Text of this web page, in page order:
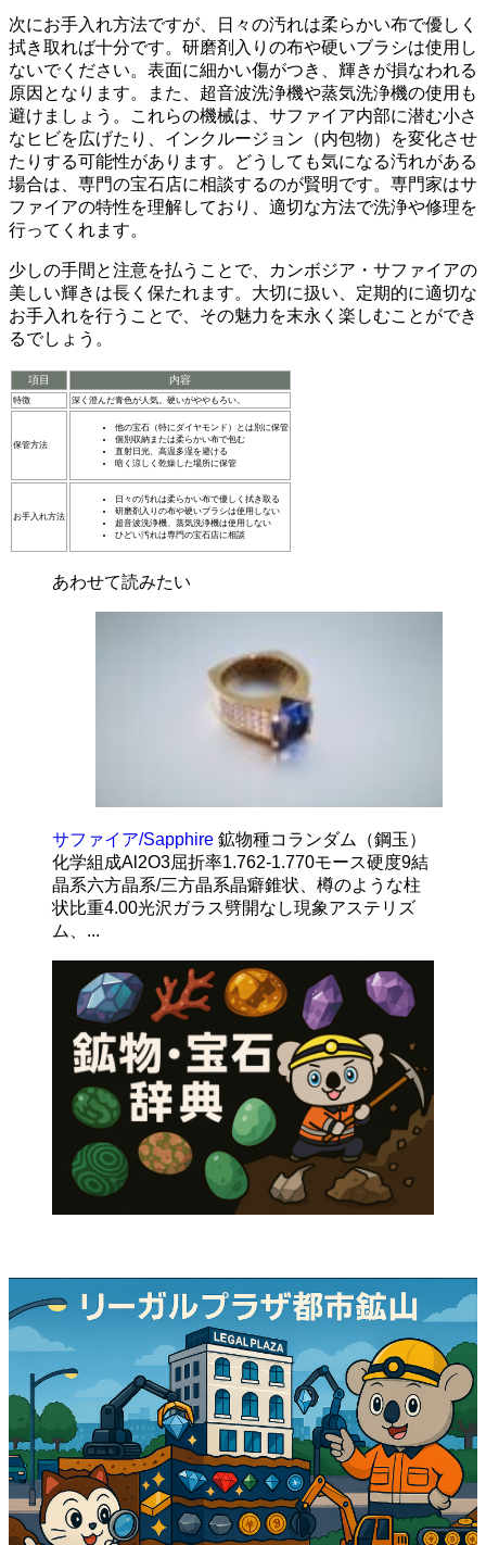
次にお手入れ方法ですが、日々の汚れは柔らかい布で優しく
拭き取れば十分です。研磨剤入りの布や硬いブラシは使用し
ないでください。表面に細かい傷がつき、輝きが損なわれる
原因となります。また、 超音波洗浄機や蒸気洗浄機の使用も
避けましょう。これらの機械は、サファイア内部に潜む小さ
なヒビを広げたり、インクルージョン（内包物）を変化させ
たりする可能性があります。どうしても気になる汚れがある
場合は、 専門の宝石店に相談するのが賢明です。専門家はサ
ファイアの特性を理解しており、適切な方法で洗浄や修理を
行ってくれます。
少しの手間と注意を払う ことで、カンボジア・サファイアの
美しい輝きは長く保たれます。大切に扱い、定期的に適切な
お手入れを行うことで、その魅力を末永く楽しむことができ
るでしょう。
項目 内容
特徴 深く澄んだ青色が人気。硬いがややもろい。
保管方法
他の宝石（特にダイヤモンド）とは別に保管
個別収納または柔らかい布で包む
直射日光、高温多湿を避ける
暗く涼しく乾燥した場所に保管
お手入れ方法
日々の汚れは柔らかい布で優しく拭き取る
研磨剤入りの布や硬いブラシは使用しない
超音波洗浄機、蒸気洗浄機は使用しない
ひどい汚れは専門の宝石店に相談
あわせて読みたい
サファイア/Sapphire 鉱物種コランダム（鋼玉）
化学組成Al2O3屈折率1.762-1.770モース硬度9結
晶系六方晶系/三方晶系晶癖錐状、樽のような柱
状比重4.00光沢ガラス劈開なし現象アステリズ
ム、...